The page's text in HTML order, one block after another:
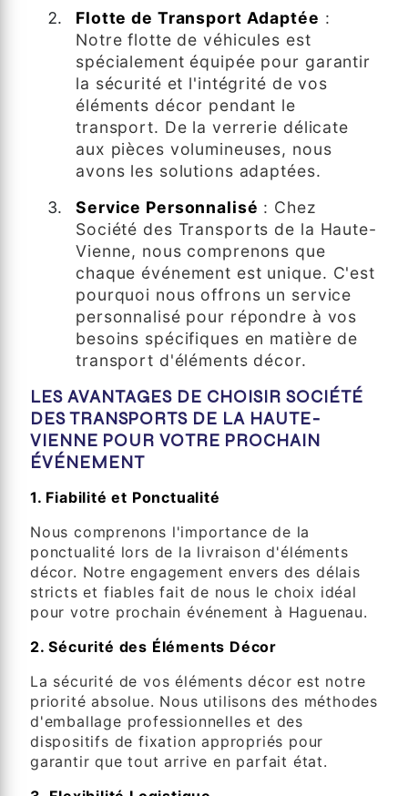
Flotte de Transport Adaptée :
Notre flotte de véhicules est
spécialement équipée pour garantir
la sécurité et l'intégrité de vos
éléments décor pendant le
transport. De la verrerie délicate
aux pièces volumineuses, nous
avons les solutions adaptées.
Service Personnalisé : Chez
Société des Transports de la Haute-
Vienne, nous comprenons que
chaque événement est unique. C'est
pourquoi nous offrons un service
personnalisé pour répondre à vos
besoins spécifiques en matière de
transport d'éléments décor.
LES AVANTAGES DE CHOISIR SOCIÉTÉ
DES TRANSPORTS DE LA HAUTE-
VIENNE POUR VOTRE PROCHAIN
ÉVÉNEMENT
1. Fiabilité et Ponctualité
Nous comprenons l'importance de la
ponctualité lors de la livraison d'éléments
décor. Notre engagement envers des délais
stricts et fiables fait de nous le choix idéal
pour votre prochain événement à Haguenau.
2. Sécurité des Éléments Décor
La sécurité de vos éléments décor est notre
priorité absolue. Nous utilisons des méthodes
d'emballage professionnelles et des
dispositifs de fixation appropriés pour
garantir que tout arrive en parfait état.